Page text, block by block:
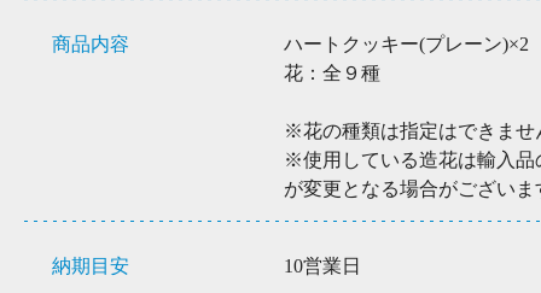
商品内容
ハートクッキー(プレーン)×2
花：全９種
※花の種類は指定はできませ
※使用している造花は輸入品
が変更となる場合がございま
納期目安 10営業日